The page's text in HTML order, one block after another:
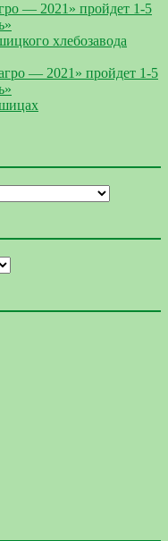
— 2021» пройдет 1-5
хлебозавода
— 2021» пройдет 1-5